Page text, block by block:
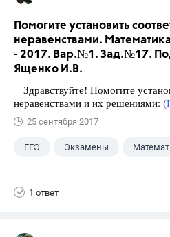
Помогите установить
неравенствами.
- 2017. Вар.№1. Зад.№17.
Ященко И.В.
Здравствуйте! Помогите
неравенствами и их решениями: (
25 сентября 2017
ЕГЭ Экзамены
1 ответ